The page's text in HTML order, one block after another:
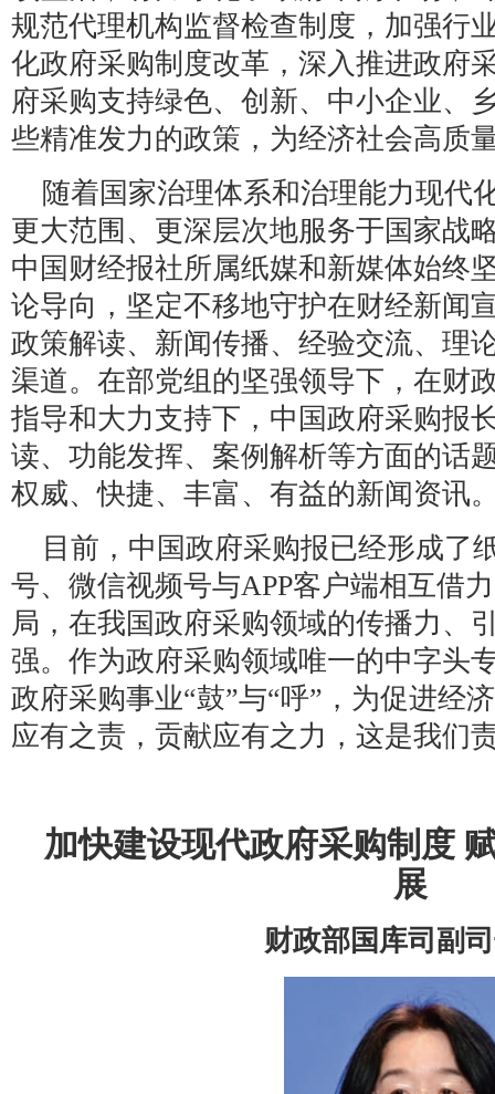
规范代理机构监督检查制度，加强行
化政府采购制度改革，深入推进政府
府采购支持绿色、创新、中小企业、
些精准发力的政策，为经济社会高质
随着国家治理体系和治理能力现代
更大范围、更深层次地服务于国家战
中国财经报社所属纸媒和新媒体始终
论导向，坚定不移地守护在财经新闻
政策解读、新闻传播、经验交流、理
渠道。在部党组的坚强领导下，在财
指导和大力支持下，中国政府采购报
读、功能发挥、案例解析等方面的话
权威、快捷、丰富、有益的新闻资讯
目前，中国政府采购报已经形成了
号、微信视频号与APP客户端相互借
局，在我国政府采购领域的传播力、
强。作为政府采购领域唯一的中字头
政府采购事业“鼓”与“呼”，为促进经
应有之责，贡献应有之力，这是我们
加快建设现代政府采购制度
展
财政部国库司副